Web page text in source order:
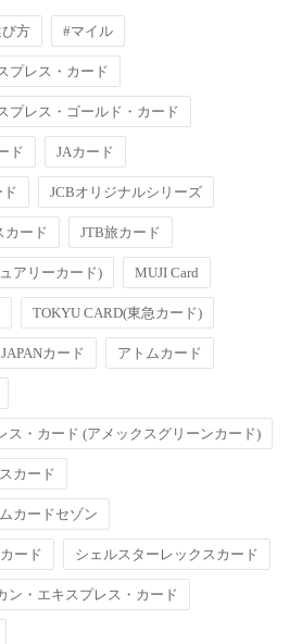
方 #マイル
プレス・カード
プレス・ゴールド・カード
ド JAカード
JCBオリジナルシリーズ
カード JTB旅カード
アリーカード) MUJI Card
TOKYU CARD(東急カード)
カード アトムカード
ス・カード (アメックスグリーンカード)
カード
カードセゾン
ード シェルスターレックスカード
ン・エキスプレス・カード